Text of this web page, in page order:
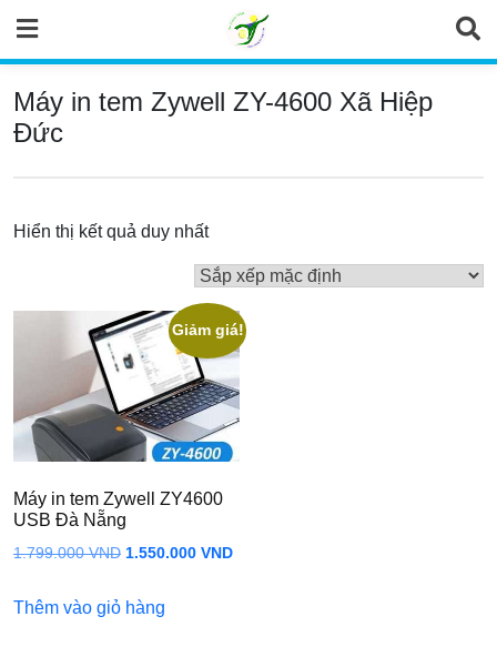
content
Máy in tem Zywell ZY-4600 Xã Hiệp
Đức
Hiển thị kết quả duy nhất
Giảm giá!
Máy in tem Zywell ZY4600
USB Đà Nẵng
1.799.000VND Giá
là:
1.550.000 VNDGiá
Thêm vào giỏ hàng